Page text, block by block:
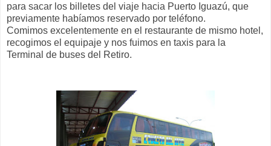
para sacar los billetes del viaje hacia Puerto Iguazú, que
previamente habíamos reservado por teléfono.
Comimos excelentemente en el restaurante de mismo hotel,
recogimos el equipaje y nos fuimos en taxis para la
Terminal de buses del Retiro.